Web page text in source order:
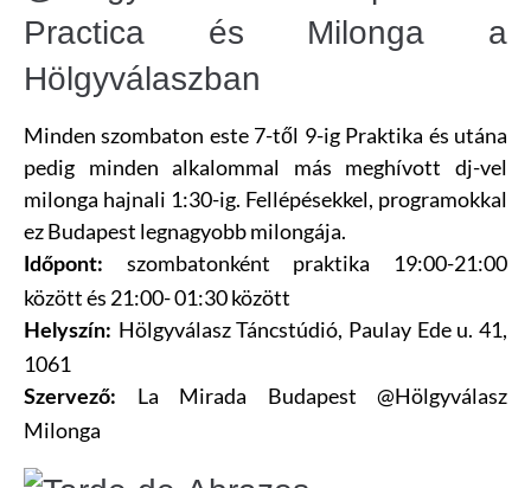
Practica és Milonga a
Hölgyválaszban
Minden szombaton este 7-től 9-ig Praktika és utána
pedig minden alkalommal más meghívott dj-vel
milonga hajnali 1:30-ig. Fellépésekkel, programokkal
ez Budapest legnagyobb milongája.
Időpont:
szombatonként praktika 19:00-21:00
között és 21:00- 01:30 között
Helyszín: Hölgyválasz Táncstúdió, Paulay Ede u. 41,
1061
Szervező:
La Mirada Budapest @Hölgyválasz
Milonga